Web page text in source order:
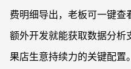
费明细导出，老板可一键查
额外开发就能获取数据分析
果店生意持续力的关键配置。